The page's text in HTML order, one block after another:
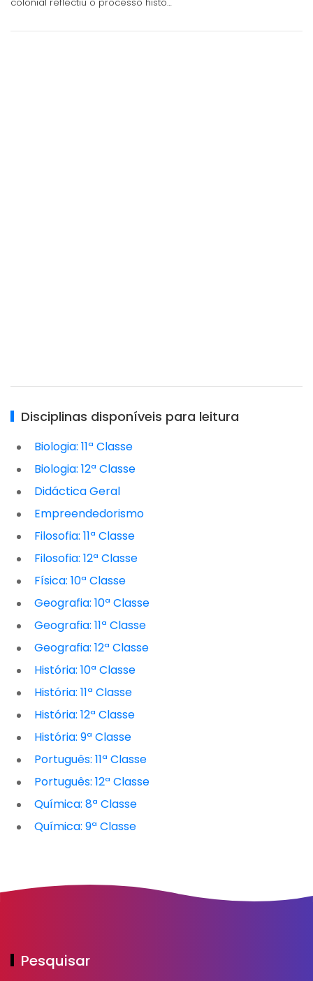
Disciplinas disponíveis para leitura
Biologia: 11ª Classe
Biologia: 12ª Classe
Didáctica Geral
Empreendedorismo
Filosofia: 11ª Classe
Filosofia: 12ª Classe
Física: 10ª Classe
Geografia: 10ª Classe
Geografia: 11ª Classe
Geografia: 12ª Classe
História: 10ª Classe
História: 11ª Classe
História: 12ª Classe
História: 9ª Classe
Português: 11ª Classe
Português: 12ª Classe
Química: 8ª Classe
Química: 9ª Classe
Pesquisar